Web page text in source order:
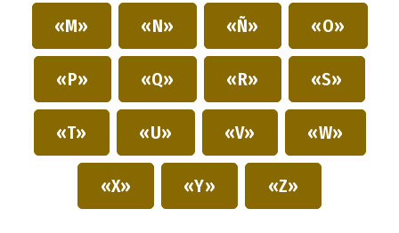
«M» «N» «Ñ» «O»
«P» «Q» «R» «S»
«T» «U» «V» «W»
«X» «Y» «Z»